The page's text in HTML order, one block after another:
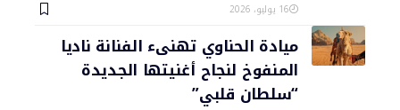
16 يوليو، 2026
ميادة الحناوي تهنىء الفنانة ناديا
المنفوخ لنجاح أغنيتها الجديدة
“سلطان قلبي”